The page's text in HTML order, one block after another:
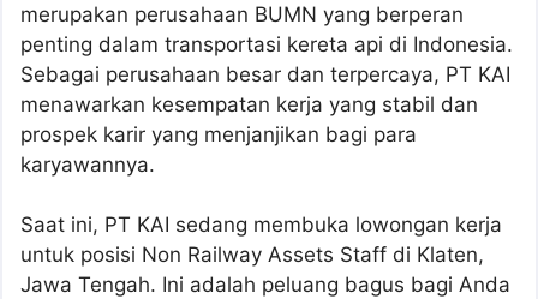
merupakan perusahaan BUMN yang berperan
penting dalam transportasi kereta api di Indonesia.
Sebagai perusahaan besar dan terpercaya, PT KAI
menawarkan kesempatan kerja yang stabil dan
prospek karir yang menjanjikan bagi para
karyawannya.
Saat ini, PT KAI sedang membuka lowongan kerja
untuk posisi Non Railway Assets Staff di Klaten,
Jawa Tengah. Ini adalah peluang bagus bagi Anda